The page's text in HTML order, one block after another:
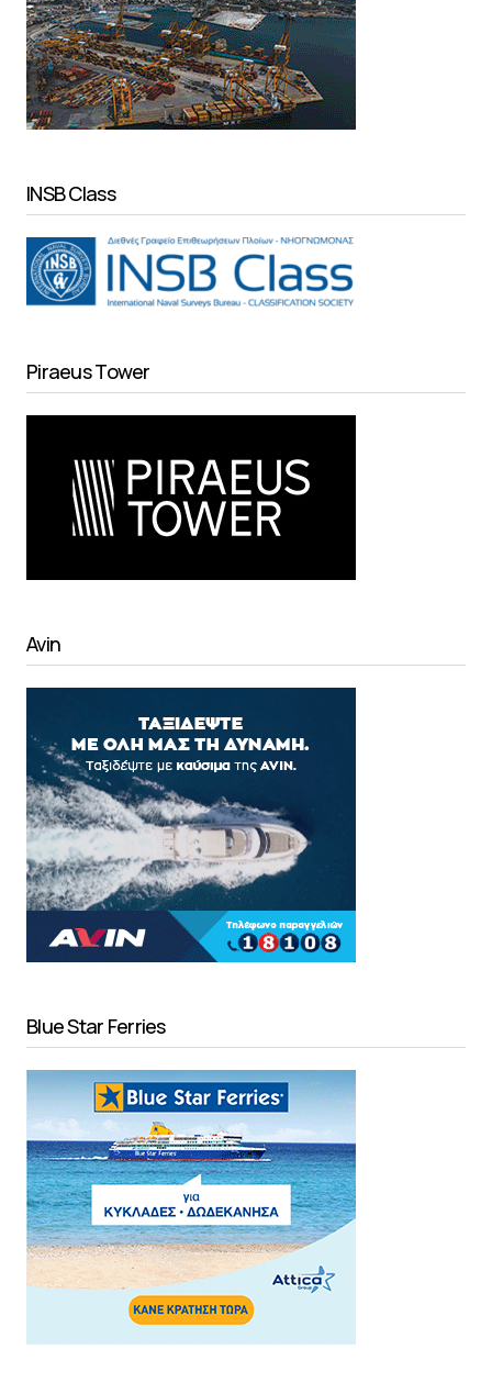
INSB Class
Piraeus Tower
Avin
Blue Star Ferries